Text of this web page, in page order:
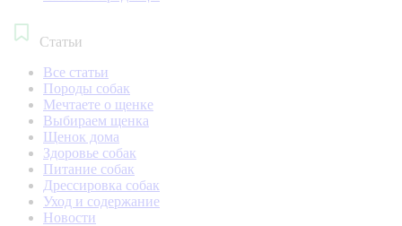
Статьи
Все статьи
Породы собак
Мечтаете о щенке
Выбираем щенка
Щенок дома
Здоровье собак
Питание собак
Дрессировка собак
Уход и содержание
Новости